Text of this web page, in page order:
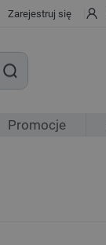
Zarejestruj się
Promocje